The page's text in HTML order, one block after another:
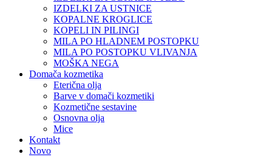
IZDELKI ZA USTNICE
KOPALNE KROGLICE
KOPELI IN PILINGI
MILA PO HLADNEM POSTOPKU
MILA PO POSTOPKU VLIVANJA
MOŠKA NEGA
Domača kozmetika
Eterična olja
Barve v domači kozmetiki
Kozmetične sestavine
Osnovna olja
Mice
Kontakt
Novo